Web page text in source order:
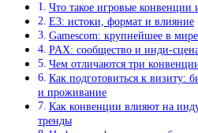
Что такое игровые
E3: истоки, формат и влияние
Gamescom: крупнейшее в
PAX: сообщество и
Чем отличаются три
Как подготовиться к визиту:
и проживание
Как конвенции влияют на
тренды